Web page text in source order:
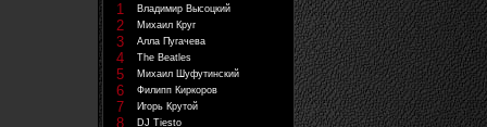
1
Владимир Высоцкий
2 Михаил Круг
3 Алла Пугачева
4 The Beatles
5 Михаил Шуфутинский
6 Филипп Киркоров
7 Игорь Крутой
8 DJ Tiesto